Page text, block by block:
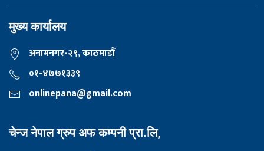
मुख्य कार्यालय
अनामनगर-२९, काठमाडाैँ
०१-४७७१३३९
onlinepana@gmail.com
चेन्ज नेपाल ग्रुप अफ कम्पनी प्रा.लि,